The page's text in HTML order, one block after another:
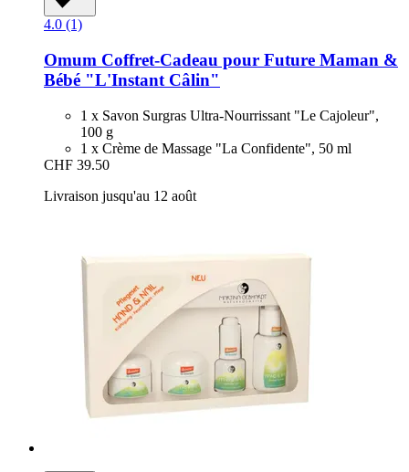
4.0 (1)
Omum Coffret-​Cadeau pour Future Maman &
Bébé "L'Instant Câlin"
1 x Savon Surgras Ultra-Nourrissant "Le Cajoleur",
100 g
1 x Crème de Massage "La Confidente", 50 ml
CHF 39.50
Livraison jusqu'au 12 août